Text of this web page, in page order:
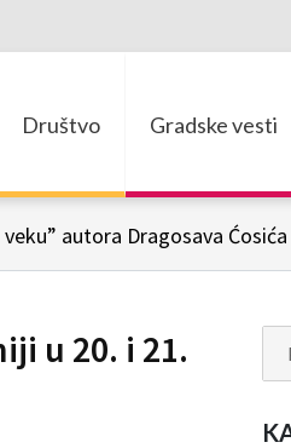
Društvo Gradske vesti
autora Dragosava Ćosića
u 20. i 21.